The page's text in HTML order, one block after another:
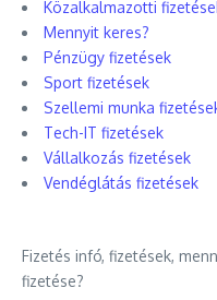
Közalkalmazotti
Mennyit keres?
Pénzügy fizetések
Sport fizetések
Szellemi munka
Tech-IT fizetések
Vállalkozás fizetések
Vendéglátás fizetések
Fizetés infó, fizetések,
fizetése?